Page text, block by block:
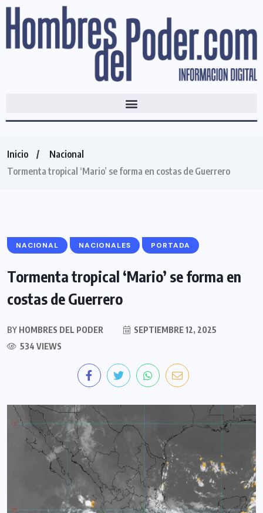
Inicio
Nacional
Tormenta tropical ‘Mario’ se forma en costas de Guerrero
NACIONAL NACIONALES PORTADA
Tormenta tropical ‘Mario’ se forma en
costas de Guerrero
BY HOMBRES DEL PODER
SEPTIEMBRE 12, 2025
534 VIEWS